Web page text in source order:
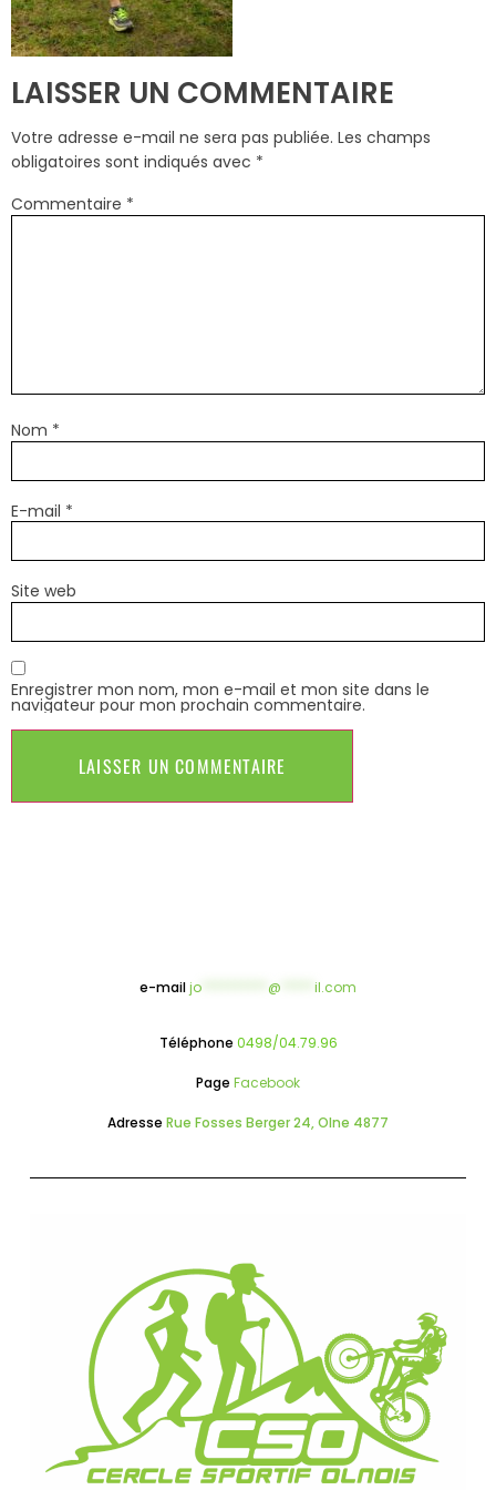
LAISSER UN COMMENTAIRE
Votre adresse e-mail ne sera pas publiée. Les champs
obligatoires sont indiqués avec *
Commentaire *
Nom *
E-mail *
Site web
Enregistrer mon nom, mon e-mail et mon site dans le
navigateur pour mon prochain commentaire.
e-mailjo @ il.com
Téléphone 0498/04.79.96
Page Facebook
Adresse Rue Fosses Berger 24, Olne 4877